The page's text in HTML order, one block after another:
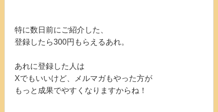
特に数日前にご紹介した、
登録したら300円もらえるあれ。
あれに登録した人は
Xでもいいけど、メルマガもやった方が
もっと成果でやすくなりますからね！